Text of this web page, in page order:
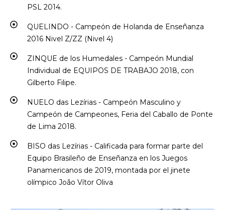
PSL 2014.
QUELINDO - Campeón de Holanda de Enseñanza
2016 Nivel Z/ZZ (Nivel 4)
ZINQUE de los Humedales - Campeón Mundial
Individual de EQUIPOS DE TRABAJO 2018, con
Gilberto Filipe.
NUELO das Lezírias - Campeón Masculino y
Campeón de Campeones, Feria del Caballo de Ponte
de Lima 2018.
BISO das Lezírias - Calificada para formar parte del
Equipo Brasileño de Enseñanza en los Juegos
Panamericanos de 2019, montada por el jinete
olímpico João Vítor Oliva